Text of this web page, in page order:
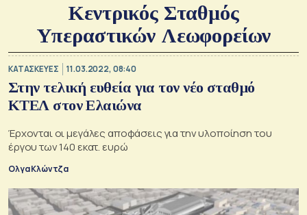
Κεντρικός Σταθμός
Υπεραστικών Λεωφορείων
ΚΑΤΑΣΚΕΥΕΣ 11.03.2022, 08:40
Στην τελική ευθεία για τον νέο σταθμό
ΚΤΕΛ στον Ελαιώνα
Έρχονται οι μεγάλες αποφάσεις για την υλοποίηση του
έργου των 140 εκατ. ευρώ
Ολγα Κλώντζα